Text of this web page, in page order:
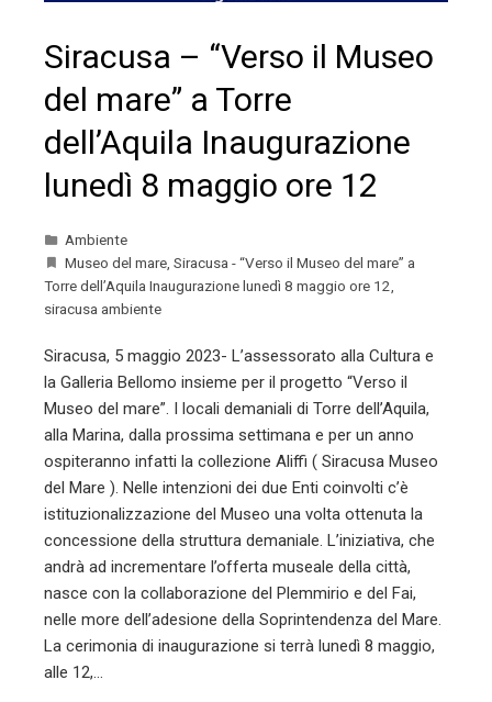
Siracusa – “Verso il Museo
del mare” a Torre
dell’Aquila Inaugurazione
lunedì 8 maggio ore 12
Ambiente
Museo del mare, Siracusa - “Verso il Museo del mare” a
Torre dell’Aquila Inaugurazione lunedì 8 maggio ore 12,
siracusa ambiente
Siracusa, 5 maggio 2023- L’assessorato alla Cultura e
la Galleria Bellomo insieme per il progetto “Verso il
Museo del mare”. I locali demaniali di Torre dell’Aquila,
alla Marina, dalla prossima settimana e per un anno
ospiteranno infatti la collezione Aliffi ( Siracusa Museo
del Mare ). Nelle intenzioni dei due Enti coinvolti c’è
istituzionalizzazione del Museo una volta ottenuta la
concessione della struttura demaniale. L’iniziativa, che
andrà ad incrementare l’offerta museale della città,
nasce con la collaborazione del Plemmirio e del Fai,
nelle more dell’adesione della Soprintendenza del Mare.
La cerimonia di inaugurazione si terrà lunedì 8 maggio,
alle 12,…